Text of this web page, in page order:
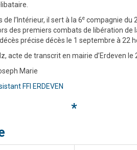
l’Intérieur, il sert à la 6ecompagnie du 2
des premiers combats de libération de
précise décès le 1 septembre à 22
acte de transcrit en mairie d’Erdeven le
Marie
FFI ERDEVEN
*